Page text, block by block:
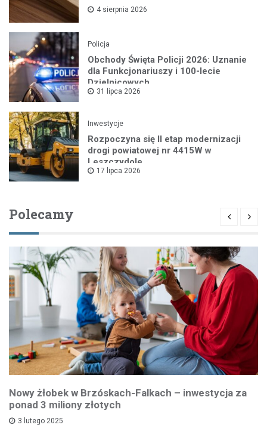
4 sierpnia 2026
Policja
Obchody Święta Policji 2026: Uznanie
dla Funkcjonariuszy i 100-lecie
Dzielnicowych
31 lipca 2026
Inwestycje
Rozpoczyna się II etap modernizacji
drogi powiatowej nr 4415W w
Leszczydole
17 lipca 2026
Polecamy
Nowy żłobek w Brzóskach-Falkach – inwestycja za
ponad 3 miliony złotych
3 lutego 2025